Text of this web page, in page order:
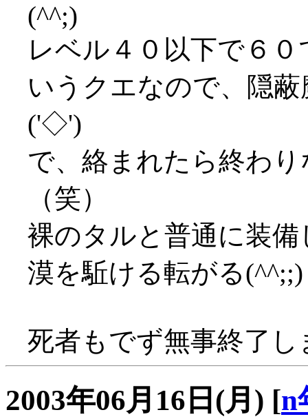
(^^;)
レベル４０以下で６
いうクエなので、隠
('◇')ゞ
で、絡まれたら終わ
（笑）
裸のタルと普通に装
漠を駈ける転がる(^^;;)
死者もでず無事終了
2003年06月16日(月) [n